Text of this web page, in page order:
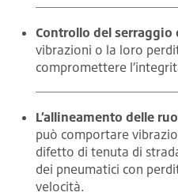
Controllo del serraggio
vibrazioni o la loro
compromettere
L’allineamento delle
può comportare
difetto di tenuta di
dei pneumatici con
velocità.